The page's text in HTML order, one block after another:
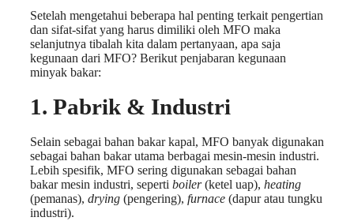
Setelah mengetahui beberapa hal penting terkait pengertian
dan sifat-sifat yang harus dimiliki oleh MFO maka
selanjutnya tibalah kita dalam pertanyaan, apa saja
kegunaan dari MFO? Berikut penjabaran kegunaan
minyak bakar:
1. Pabrik & Industri
Selain sebagai bahan bakar kapal, MFO banyak digunakan
sebagai bahan bakar utama berbagai mesin-mesin industri.
Lebih spesifik, MFO sering digunakan sebagai bahan
bakar mesin industri, seperti boiler(ketel uap), heating
(pemanas), drying (pengering), furnace (dapur atau tungku
industri).